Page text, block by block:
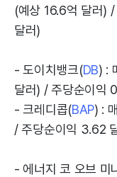
(예상 16.6억 달러)
달러)
- 도이치뱅크(DB) :
달러) / 주당순이익
- 크레디콥(BAP) :
/ 주당순이익 3.62
- 에너지 코 오브 미